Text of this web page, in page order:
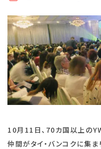
10月11日、70カ国以上の
仲間がタイ・バンコクに集